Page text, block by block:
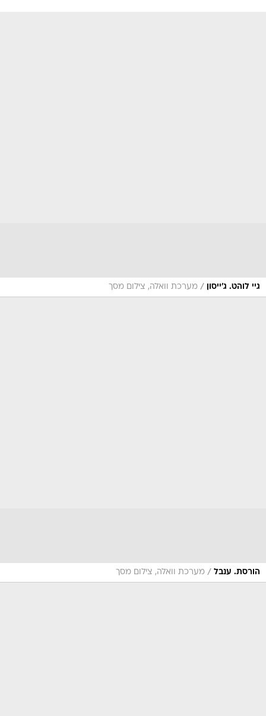
גיי לוהט. ג'ייסון / מערכת וואלה, צילום מסך
הורסת. ענבל / מערכת וואלה, צילום מסך